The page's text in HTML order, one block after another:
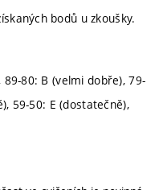
bodů u zkoušky.
89-80: B (velmi dobře), 79-
59-50: E (dostatečně),